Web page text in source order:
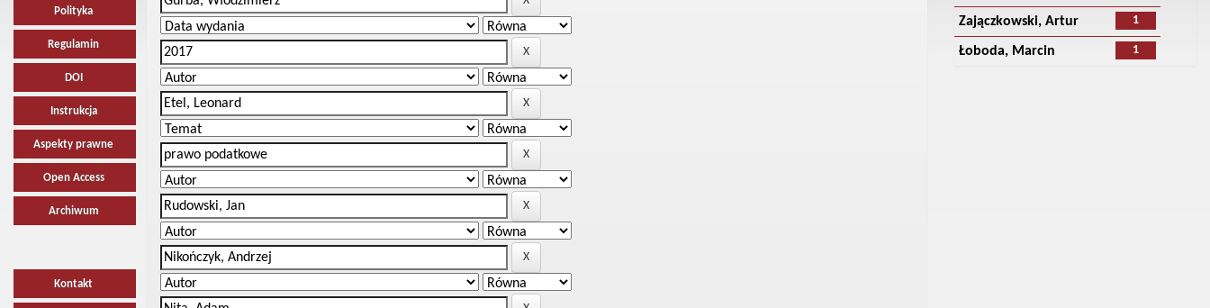
Polityka
Regulamin
DOI
Instrukcja
Aspekty prawne
Open Access
Archiwum
Kontakt
1
Zajączkowski, Artur
1
Łoboda, Marcin